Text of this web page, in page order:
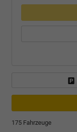
175 Fahrzeuge